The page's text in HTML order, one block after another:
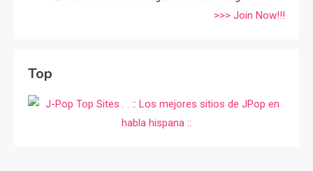
>>> Join Now!!!
Top